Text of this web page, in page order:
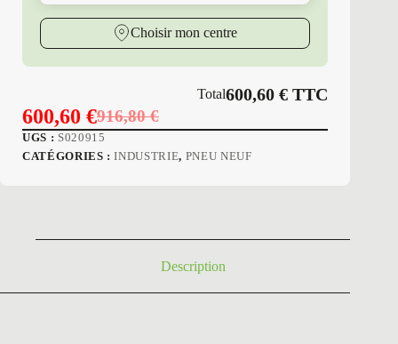
Choisir mon centre
Total600,60€ TTC
916,80€
Le
prix
600,60 €
Le
prix
UGS : S020915
CATÉGORIES :INDUSTRIE, PNEU NEUF
Description